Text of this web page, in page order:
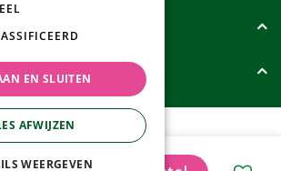
Elho Green Basics Kweekpot Mild Terra Ø17cm
Green Solutions
Tuincentrum Overzicht
EN SLUITEN
AFWIJZEN
WEERGEVEN